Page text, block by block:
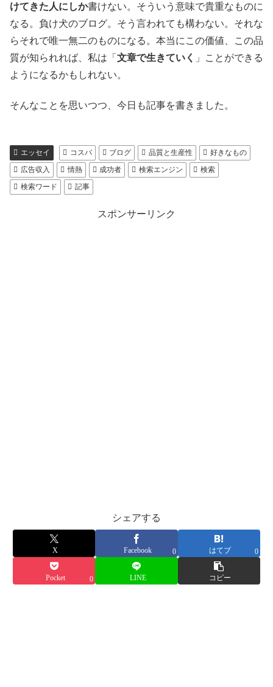
けてきた人にしか書けない。そういう意味で貴重なものに
なる。負け犬のブログ。そう言われても構わない。それな
らそれで唯一無二のものになる。本当にこの価値、この品
質が知られれば、私は「 文章で生きていく
」ことができる
ようになるかもしれない。
そんなことを思いつつ、今日も記事を書きました。
エッセイ コスパ ブログ 品質と生産性
好きなもの
広告収入
情熱 成功者 検索エンジン
検索
検索ワード
記事
スポンサーリンク
シェアする
X Facebook 0 はてブ 0
Pocket 0 LINE コピー